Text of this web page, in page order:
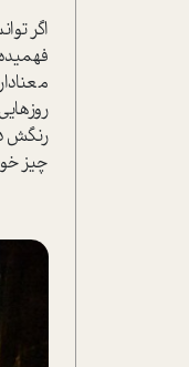
اگر
رنگش
چیز